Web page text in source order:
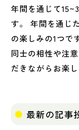
年間を通じて
す。 年間を通じ
の楽しみの1つで
同士の相性や注
だきながらお楽し
最新の記事